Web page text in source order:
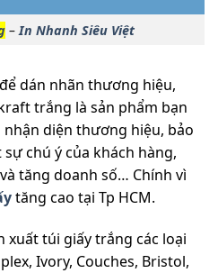
– In Nhanh Siêu Việt
dán nhãn thương hiệu,
trắng là sản phẩm bạn
diện thương hiệu, bảo
chú ý của khách hàng,
tăng doanh số… Chính vì
tăng cao tại Tp HCM.
xuất túi giấy trắng các loại
Ivory, Couches, Bristol,